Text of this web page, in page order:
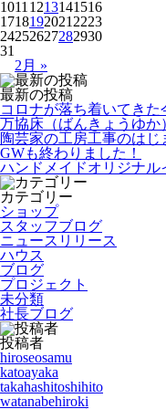
1011 1213141516
1718192021 2223
24252627282930
31
2月 »
最新の投稿
コロナが落ち着いてき
万協床（ばんきょうゆか
陶芸家の工房工事のはじ
GWも終わりました！
ハンドメイドオリジナル
カテゴリー
ショップ
スタッフブログ
ニュースリリース
ハウス
ブログ
プロジェクト
未分類
社長ブログ
投稿者
hiroseosamu
katoayaka
takahashitoshihito
watanabehiroki